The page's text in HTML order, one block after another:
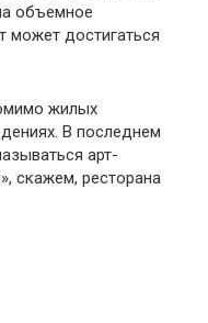
объемное
может достигаться
жилых
В последнем
арт-
скажем, ресторана